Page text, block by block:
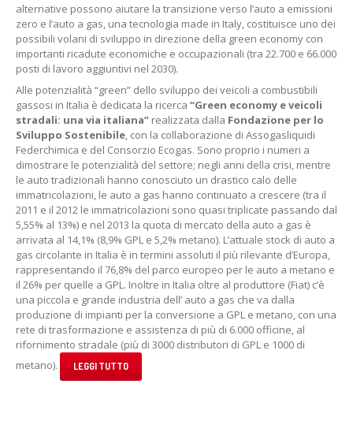
alternative possono aiutare la transizione verso l’auto a emissioni
zero e l’auto a gas, una tecnologia made in Italy, costituisce uno dei
possibili volani di sviluppo in direzione della green economy con
importanti ricadute economiche e occupazionali (tra 22.700 e 66.000
posti di lavoro aggiuntivi nel 2030).
Alle potenzialità “green” dello sviluppo dei veicoli a combustibili
gassosi in Italia è dedicata la ricerca “Green economy e veicoli
stradali: una via italiana” realizzata dalla Fondazione per lo
Sviluppo Sostenibile, con la collaborazione di Assogasliquidi
Federchimica e del Consorzio Ecogas. Sono proprio i numeri a
dimostrare le potenzialità del settore; negli anni della crisi, mentre
le auto tradizionali hanno conosciuto un drastico calo delle
immatricolazioni, le auto a gas hanno continuato a crescere (tra il
2011 e il 2012 le immatricolazioni sono quasi triplicate passando dal
5,55% al 13%) e nel 2013 la quota di mercato della auto a gas è
arrivata al 14,1% (8,9% GPL e 5,2% metano). L’attuale stock di auto a
gas circolante in Italia è in termini assoluti il più rilevante d’Europa,
rappresentando il 76,8% del parco europeo per le auto a metano e
il 26% per quelle a GPL. Inoltre in Italia oltre al produttore (Fiat) c’è
una piccola e grande industria dell’ auto a gas che va dalla
produzione di impianti per la conversione a GPL e metano, con una
rete di trasformazione e assistenza di più di 6.000 officine, al
rifornimento stradale (più di 3000 distributori di GPL e 1000 di
metano).
LEGGI TUTTO